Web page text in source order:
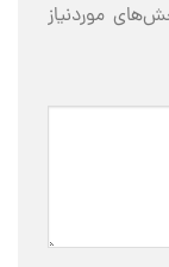
موردنیاز